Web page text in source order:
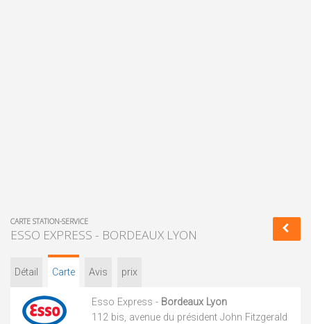
CARTE STATION-SERVICE
ESSO EXPRESS - BORDEAUX LYON
Détail Carte Avis prix
Esso Express - Bordeaux Lyon
112 bis, avenue du président John Fitzgerald